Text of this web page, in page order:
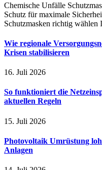
Chemische Unfälle
Schutz für maximale
Schutzmasken richtig
Wie regionale
Krisen stabilisieren
16. Juli 2026
So funktioniert die
aktuellen Regeln
15. Juli 2026
Photovoltaik Umrüstung
Anlagen